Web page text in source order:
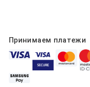
Принимаем платежи